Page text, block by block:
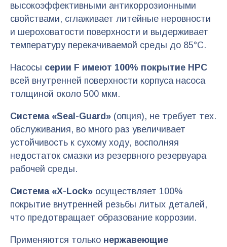
высокоэффективными антикоррозионными
свойствами, сглаживает литейные неровности
и шероховатости поверхности и выдерживает
температуру перекачиваемой среды до 85°C.
Насосы серии F имеют 100% покрытие HPC
всей внутренней поверхности корпуса насоса
толщиной около 500 мкм.
Система «Seal-Guard» (опция), не требует тех.
обслуживания, во много раз увеличивает
устойчивость к сухому ходу, восполняя
недостаток смазки из резервного резервуара
рабочей среды.
Система «X-Lock» осуществляет 100%
покрытие внутренней резьбы литых деталей,
что предотвращает образование коррозии.
Применяются только нержавеющие